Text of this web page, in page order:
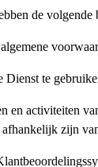
de volgende
te
en activiteiten
zijn